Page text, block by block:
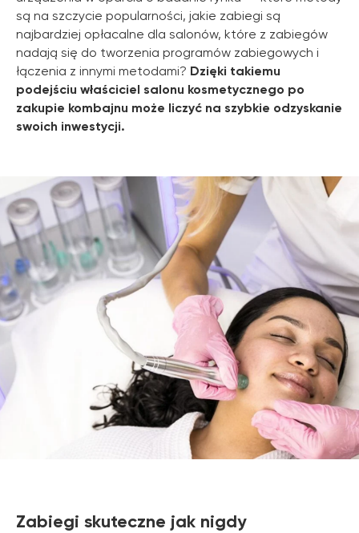
są na szczycie popularności, jakie zabiegi są
najbardziej opłacalne dla salonów, które z zabiegów
nadają się do tworzenia programów zabiegowych i
łączenia z innymi metodami? Dzięki takiemu
podejściu właściciel salonu kosmetycznego po
zakupie kombajnu może liczyć na szybkie odzyskanie
swoich inwestycji.
Zabiegi skuteczne jak nigdy